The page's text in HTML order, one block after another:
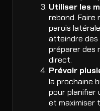
Utiliser les
rebond. Faire
parois
atteindre
préparer des
direct.
Prévoir
la prochaine
pour planifier
et maximiser